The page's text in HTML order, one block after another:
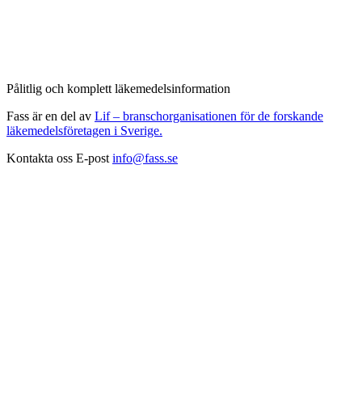
Pålitlig och komplett läkemedelsinformation
Fass är en del av Lif – branschorganisationen för de forskande
läkemedelsföretagen i Sverige.
Kontakta oss E-post info@fass.se